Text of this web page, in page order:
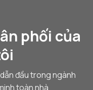
phối của
đầu trong ngành
toàn nhà